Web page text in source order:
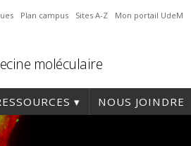
Plan campus Sites A-Z Mon portail UdeM
moléculaire
NOUS JOINDRE